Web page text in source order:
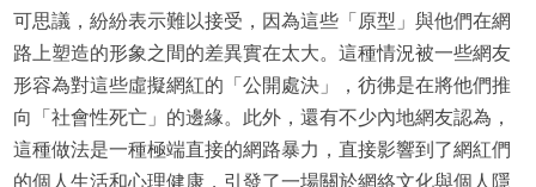
可思議，紛紛表示難以接受，因為這些「原型」與他們在網
路上塑造的形象之間的差異實在太大。這種情況被一些網友
形容為對這些虛擬網紅的「公開處決」，彷彿是在將他們推
向「社會性死亡」的邊緣。此外，還有不少內地網友認為，
這種做法是一種極端直接的網路暴力，直接影響到了網紅們
的個人生活和心理健康，引發了一場關於網絡文化與個人隱